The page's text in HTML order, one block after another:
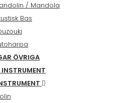
/ Mandola
Bas
ÖVRIGA